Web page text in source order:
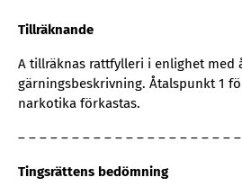
Tillräknande
A tillräknas rattfylleri i enlighet med
gärningsbeskrivning. Åtalspunkt 1
narkotika förkastas.
– – – – – – – – – – – – – – – – – – – –
Tingsrättens bedömning